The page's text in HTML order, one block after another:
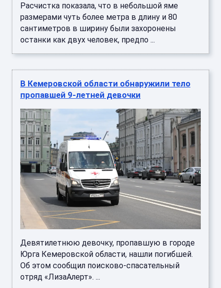
Расчистка показала, что в небольшой яме
размерами чуть более метра в длину и 80
сантиметров в ширину были захоронены
останки как двух человек, предпо ...
В Кемеровской области обнаружили тело
пропавшей 9-летней девочки
Девятилетнюю девочку, пропавшую в городе
Юрга Кемеровской области, нашли погибшей.
Об этом сообщил поисково-спасательный
отряд «ЛизаАлерт». ...